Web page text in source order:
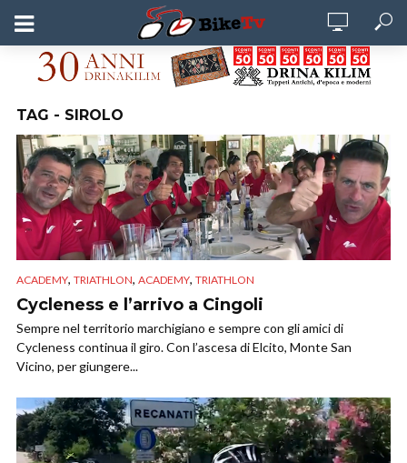
TAG - SIROLO
ACADEMY, TRIATHLON, ACADEMY, TRIATHLON
Cycleness e l’arrivo a Cingoli
Sempre nel territorio marchigiano e sempre con gli amici di
Cycleness continua il giro. Con l’ascesa di Elcito, Monte San
Vicino, per giungere...